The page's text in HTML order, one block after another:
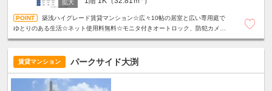
築浅ハイグレード賃貸マンション☆広々10帖の居室と広い専用庭で
ゆとりのある生活☆ネット使用料無料☆モニタ付きオートロック、防犯カメ
賃貸マンション パークサイド大渕